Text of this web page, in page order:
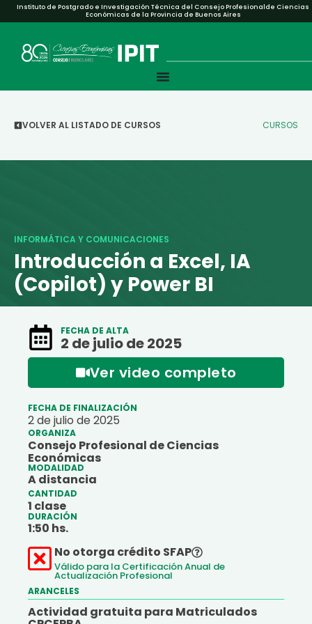
Instituto de Postgrado e Investigación Técnica del Consejo Profesionalde Ciencias
Económicas de la Provincia de Buenos Aires
VOLVER AL LISTADO DE CURSOS CURSOS
INFORMÁTICA Y COMUNICACIONES
Introducción a Excel, IA
(Copilot) y Power BI
FECHA DE ALTA
2 de julio de 2025
Ver video completo
FECHA DE FINALIZACIÓN
2 de julio de 2025
ORGANIZA
Consejo Profesional de Ciencias
Económicas
MODALIDAD
A distancia
CANTIDAD
1 clase
DURACIÓN
1:50 hs.
No otorga crédito SFAP
Válido para la Certificación Anual de
Actualización Profesional
ARANCELES
Actividad gratuita para Matriculados